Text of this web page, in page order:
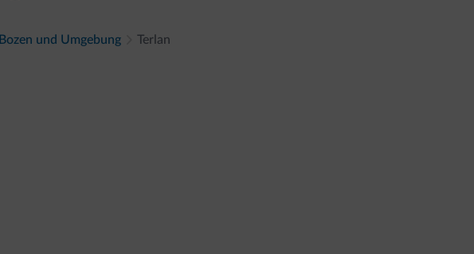
Bozen und Umgebung Terlan